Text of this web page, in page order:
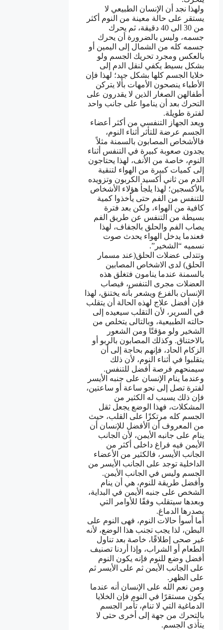
ولهذا نجد أن الإنسان الطبيعي لا
يستقر على حالة معينة من النوم أكثر
من 30 الى 40 دقيقة، ثم يحرك
جسمه، وليس بالضرورة أن يحرك
جسمه كله من الشمال إلى اليمين أو
بالعكس ومجرد تحريك الجسم ولو
بشكل بسيط يكفي لنقل الدم إلى
خلايا الجسم كلها بشكل جيد؛ لهذا فإن
الأطباء ينصحون الأمهات بألا يتركن
أطفالهن الصغار الذين لا يقدرون على
التحرك بعد أن يناموا على جانب واحد
لفترة طويلة.
ويعد الجهاز التنفسي من أكثر أعضاء
الجسم عرضة للتأثر أثناء النوم،
فالأشخاص المصابون بالسمنة مثلاً
يجدون صعوبة كبيرة في التنفس أثناء
النوم، خاصة من الأنف، لهذا يحتاجون
إلى كميات كبيرة من الهواء لتنقية
الدم من ثاني أكسيد الكربون وتزويده
بالأكسجين؛ لهذا يلجأ هؤلاء الأشخاص
للتنفس من الفم حتى يأخذوا كمية
كافية من الهواء، ولكن بعد فترة
بسيطة من التنفس عن طريق الفم
يصاب الفم والحلق بالجفاف، لهذا
فعندما يدخل الهواء يحدث صوت
نسميه “الشخير”.
وتتدلى عضلات الحلق(عند مسمار
الحلق) لدى الاشخاص المصابين
بالسمنة عندما ينامون فتغلق هذه
العضلات مجرى التنفس، فيصاب
الإنسان بالفزع ويشعر بأنه يختنق، لهذا
فإن أفضل علاج لهذه الحالة أن يتقلب
في السرير، لأن التقلب سيعيده إلى
حالته الطبيعية، وبالتالى يتخلص من
الشخير ولو مؤقتًا ومن الشعور
بالاختناق. وكذلك المصابون بالربو أو
الزكام الحاد، فإنهم بحاجة إلى أن
يتقلبوا في أثناء النوم، لأن ذلك
سيمنحهم فرصة أفضل للتنفس.
وعندما ينام الإنسان على جنبه الأيسر
لفترة تصل إلى نحو ساعة أو ساعتين،
فإن ذلك يسبب له الكثير من
المشكلات، فهذا الوضع يجعل ثقل
الجسم كله مرتكزًا على القلب، حيث
من المعروف أن الأفضل للإنسان أن
ينام على جانبه الأيمن، لأن الجانب
الأيمن فيه فراغ داخلى أكثر من
الجانب الأيسر، فالكثير من الأعضاء
الداخلية توجد على الجانب الأيسر من
الجسم وليس في الجانب الأيمن.
وأفضل طريقة للنوم، هي أن ينام
الشخص على جنبه الأيمن في البداية،
وبعدها سيتقلب وفقًا للأوامر التي
يصدرها الدماغ.
أما أسوأ حالات النوم، فهى النوم على
البطن، لذا يجب تجنب هذا الوضع، لأنه
غير صحى إطلاقًا، خاصة بعد تناول
الطعام أو الشراب، وإذا أردنا تصنيف
أفضل وضع للنوم فإنه يكون النوم
على الجانب الأيمن ثم على الأيسر ثم
على الظهر.
ومن نعم الله على الإنسان أنه عندما
يكون مستقرًا في النوم فإن الخلايا
الدماغية التي لا تنام، تأمر الجسم
بالتحرك من جهة إلى أخرى حتى لا
يتأذى الجسم.